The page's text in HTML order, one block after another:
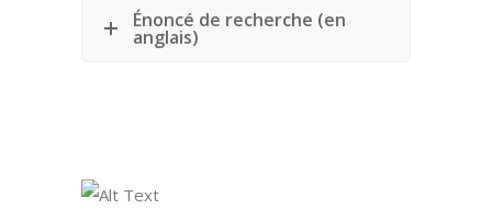
Énoncé de recherche (en
anglais)